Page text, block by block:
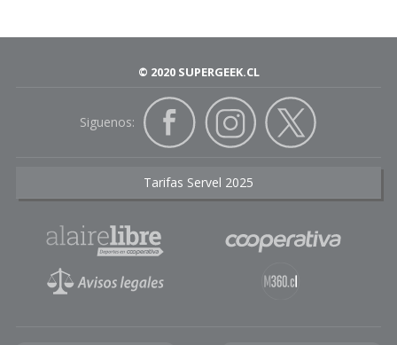
© 2020 SUPERGEEK.CL
Siguenos:
Tarifas Servel 2025